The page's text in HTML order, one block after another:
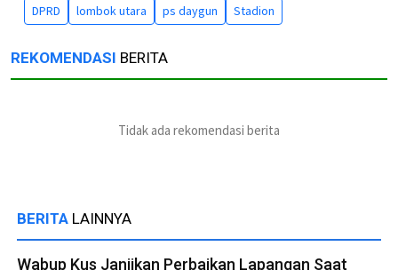
DPRD lombok utara ps daygun Stadion
REKOMENDASI BERITA
Tidak ada rekomendasi berita
BERITA LAINNYA
Wabup Kus Janjikan Perbaikan Lapangan Saat